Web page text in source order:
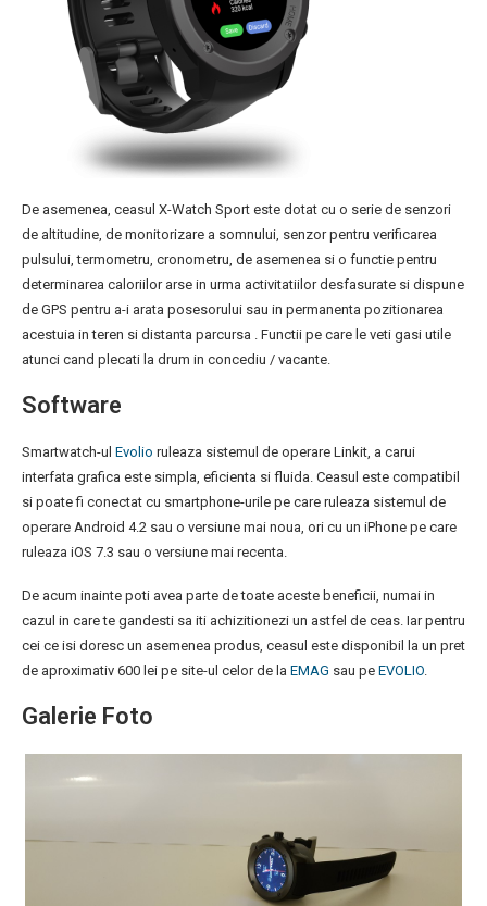
De asemenea, ceasul X-Watch Sport este dotat cu o serie de senzori
de altitudine, de monitorizare a somnului, senzor pentru verificarea
pulsului, termometru, cronometru, de asemenea si o functie pentru
determinarea caloriilor arse in urma activitatiilor desfasurate si dispune
de GPS pentru a-i arata posesorului sau in permanenta pozitionarea
acestuia in teren si distanta parcursa . Functii pe care le veti gasi utile
atunci cand plecati la drum in concediu / vacante.
Software
Smartwatch-ul Evolio ruleaza sistemul de operare Linkit, a carui
interfata grafica este simpla, eficienta si fluida. Ceasul este compatibil
si poate fi conectat cu smartphone-urile pe care ruleaza sistemul de
operare Android 4.2 sau o versiune mai noua, ori cu un iPhone pe care
ruleaza iOS 7.3 sau o versiune mai recenta.
De acum inainte poti avea parte de toate aceste beneficii, numai in
cazul in care te gandesti sa iti achizitionezi un astfel de ceas. Iar pentru
cei ce isi doresc un asemenea produs, ceasul este disponibil la un pret
de aproximativ 600 lei pe site-ul celor de la EMAG sau pe EVOLIO
Galerie Foto